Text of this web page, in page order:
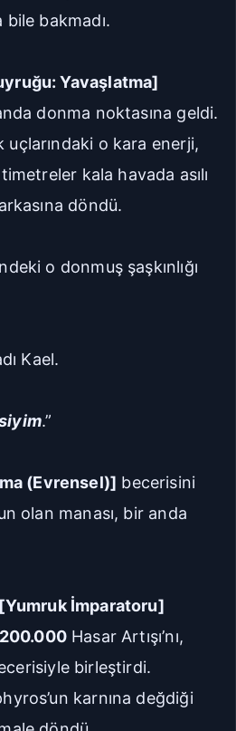
bile bakmadı.
Yavaşlatma]
donma noktasına geldi.
uçlarındaki o kara enerji,
kala havada asılı
döndü.
o donmuş şaşkınlığı
Kael.
.”
(Evrensel)] becerisini
olan manası, bir anda
[Yumruk İmparatoru]
Hasar Artışı’nı,
birleştirdi.
karnına değdiği